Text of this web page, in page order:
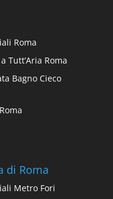
Roma
Tutt’Aria Roma
Bagno Cieco
di Roma
Metro Fori